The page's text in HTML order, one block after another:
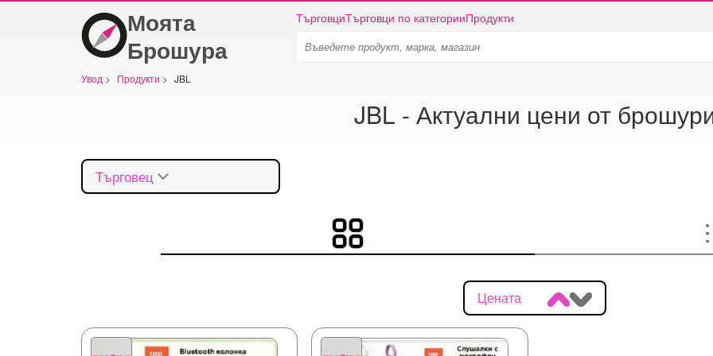
Моята
Брошура
ТърговциТърговци по категорииПродукти
Увод > Продукти > JBL
JBL - Актуални цени от
Търговец
Цената